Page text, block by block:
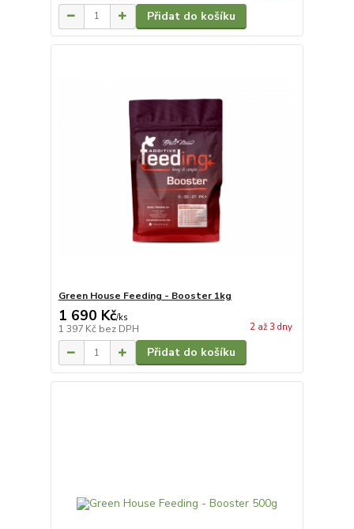
Přidat do košíku
Green House Feeding - Booster 1kg
1 690 Kč/ks
1 397 Kč bez DPH 2 až 3 dny
Přidat do košíku